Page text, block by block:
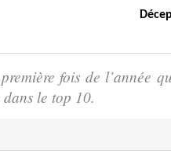
fois de l’année
le top 10.